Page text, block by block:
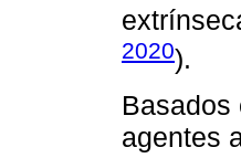
2020).
Basados
agentes